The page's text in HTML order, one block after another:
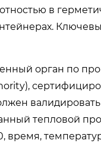
в
орган по
валидировать
тепловой
время,